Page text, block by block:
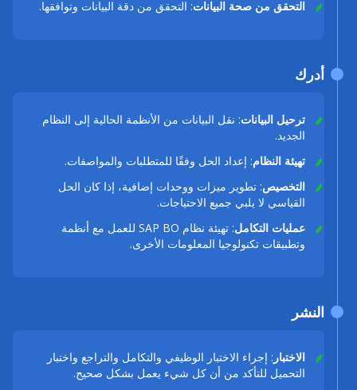
التحقق من صحة البيانات: التحقق من دقة البيانات وتوافقها.
ترحيل البيانات: نقل البيانات من الأنظمة الحالية إلى النظام
الجديد.
تهيئة النظام: إعداد الحل وفقًا للمتطلبات والمواصفات.
التخصيص: تطوير ميزات ووحدات إضافية، إذا كان الحل
القياسي لا يلبي جميع الاحتياجات.
عمليات التكامل
: تهيئة نظام SAP BO للعمل مع أنظمة
وتطبيقات تكنولوجيا المعلومات الأخرى.
أدرك
الاختبار : إجراء الاختبار الوظيفي والتكامل والتراجع واختبار
التحميل للتأكد من أن كل شيء يعمل بشكل صحيح.
النشر